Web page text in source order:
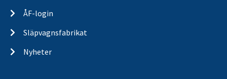
ÅF-login
Släpvagnsfabrikat
Nyheter